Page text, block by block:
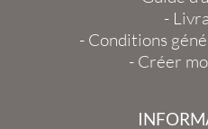
-
- Conditions
- Créer